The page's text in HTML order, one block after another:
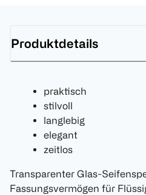
Produktdetails
praktisch
stilvoll
langlebig
elegant
zeitlos
Transparenter Glas-
Fassungsvermögen für